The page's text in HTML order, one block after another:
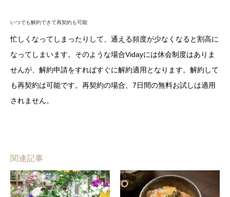
いつでも解約できて再契約も可能
忙しくなってしまったりして、通える頻度が少なくなると割高に
なってしまいます。そのような場合Vidayには休会制度はありま
せんが、解約申請をすればすぐに解約適用となります。解約して
も再契約は可能です。再契約の場合、7日間の無料お試しは適用
されません。
関連記事